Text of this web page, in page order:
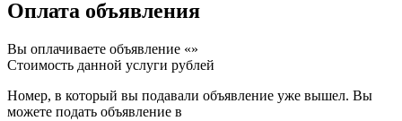
Оплата объявления
Вы оплачиваете объявление «»
Стоимость данной услуги рублей
Номер, в который вы подавали объявление уже вышел. Вы
можете подать объявление в